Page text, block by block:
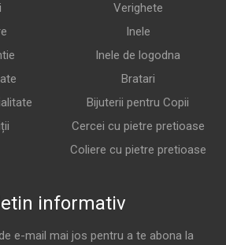
Verighete
Inele
Inele de logodna
Bratari
Bijuterii pentru Copii
Cercei cu pietre pretioase
Coliere cu pietre pretioase
informativ
e-mail mai jos pentru a te abona la